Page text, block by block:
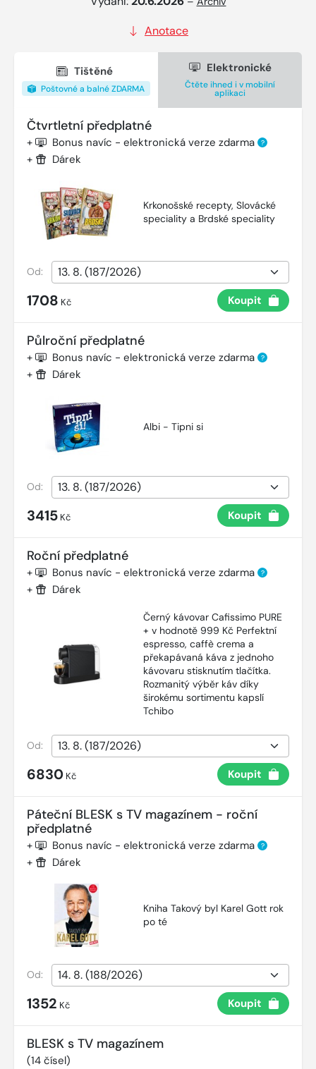
Anotace
Tištěné
Poštovné a balné ZDARMA
Elektronické
Čtěte ihned i v mobilní
aplikaci
Čtvrtletní předplatné
+ Bonus navíc - elektronická verze zdarma ?
+ Dárek
Krkonošské recepty, Slovácké
speciality a Brdské speciality
Od:
1708 Kč Koupit
Půlroční předplatné
+ Bonus navíc - elektronická verze zdarma ?
+ Dárek
Albi - Tipni si
Od:
3415 Kč Koupit
Roční předplatné
+ Bonus navíc - elektronická verze zdarma ?
+ Dárek
Černý kávovar Cafissimo PURE
+ v hodnotě 999 Kč Perfektní
espresso, caffè crema a
překapávaná káva z jednoho
kávovaru stisknutím tlačítka.
Rozmanitý výběr káv díky
širokému sortimentu kapslí
Tchibo
Od:
6830 Kč Koupit
Páteční BLESK s TV magazínem - roční
předplatné
+ Bonus navíc - elektronická verze zdarma ?
+ Dárek
Kniha Takový byl Karel Gott rok
po té
Od:
1352 Kč Koupit
BLESK s TV magazínem
(14 čísel)